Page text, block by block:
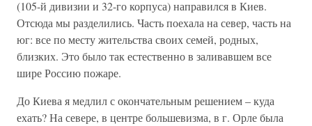
(105-й дивизии и 32-го корпуса) направился в Киев.
Отсюда мы разделились. Часть поехала на север, часть на
юг: все по месту жительства своих семей, родных,
близких. Это было так естественно в заливавшем все
шире Россию пожаре.
До Киева я медлил с окончательным решением – куда
ехать? На севере, в центре большевизма, в г. Орле была